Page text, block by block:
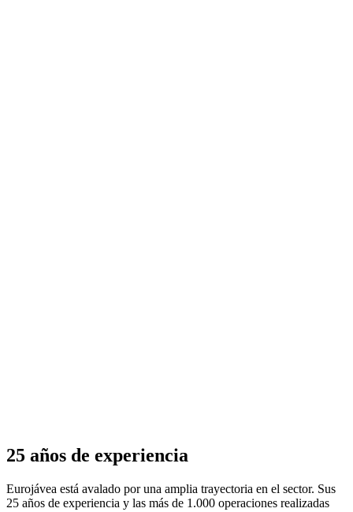
25 años de experiencia
Eurojávea está avalado por una amplia trayectoria en el sector. Sus
25 años de experiencia y las más de 1.000 operaciones realizadas